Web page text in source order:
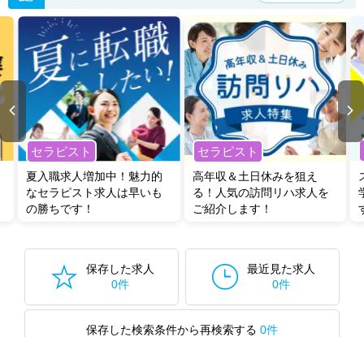
セラピスト
夏入職求人増加中！魅力的
なセラピスト求人は早いも
の勝ちです！
セラピスト
高年収＆土日休みを狙え
る！人気の訪問リハ求人を
ご紹介します！
保存した求人
0件
最近見た求人
0件
保存した検索条件から再検索する 0件